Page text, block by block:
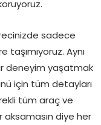
sadece
taşımıyoruz. Aynı
deneyim yaşatmak
için tüm detayları
tüm araç ve
aksamasın diye her